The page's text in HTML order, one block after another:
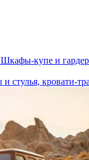
Шкафы-купе и